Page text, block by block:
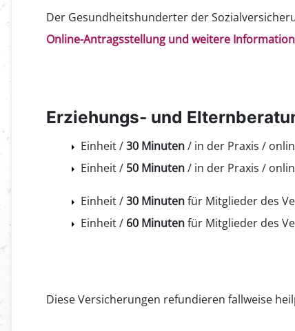
Der Gesundheitshunderter der
Online-Antragsstellung und weitere
Erziehungs- und
Einheit /30 Minuten/ in der Praxis /
Einheit / 50 Minuten/ in der Praxis /
Einheit /30 Minutenfür Mitglieder des
Einheit / 60 Minutenfür Mitglieder des
Diese Versicherungen refundieren fallweise